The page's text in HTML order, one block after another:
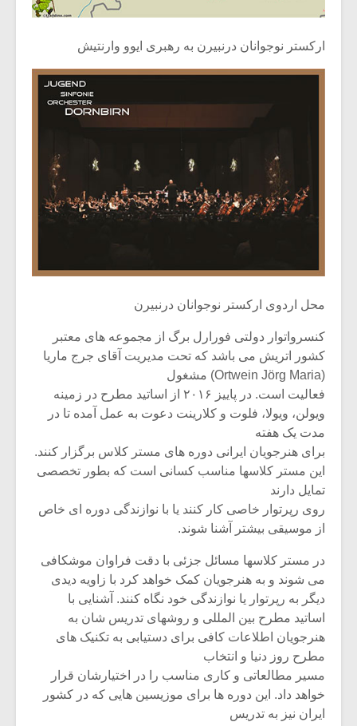
ارکستر نوجوانان درنبیرن به رهبری ایوو وارنتیش
محل اردوی ارکستر نوجوانان درنبیرن
کنسرواتوار دولتی فورارل برگ از مجموعه های معتبر
کشور اتریش می باشد که تحت مدیریت آقای جرج ماریا
(Ortwein Jörg Maria) مشغول
فعالیت است. در پاییز ۲۰۱۶ از اساتید مطرح در زمینه
ویولن، ویولا، فلوت و کلارینت دعوت به عمل آمده تا در
مدت یک هفته
برای هنرجویان ایرانی دوره های مستر کلاس برگزار کنند.
این مستر کلاسها مناسب کسانی است که بطور تخصصی
تمایل دارند
روی رپرتوار خاصی کار کنند یا با نوازندگی دوره ای خاص
از موسیقی بیشتر آشنا شوند.
در مستر کلاسها مسائل جزئی با دقت فراوان موشکافی
می شوند و به هنرجویان کمک خواهد کرد با زاویه دیدی
دیگر به رپرتوار یا نوازندگی خود نگاه کنند. آشنایی با
اساتید مطرح بین المللی و روشهای تدریس شان به
هنرجویان اطلاعات کافی برای دستیابی به تکنیک های
مطرح روز دنیا و انتخاب
مسیر مطالعاتی و کاری مناسب را در اختیارشان قرار
خواهد داد. این دوره ها برای موزیسین هایی که در کشور
ایران نیز به تدریس